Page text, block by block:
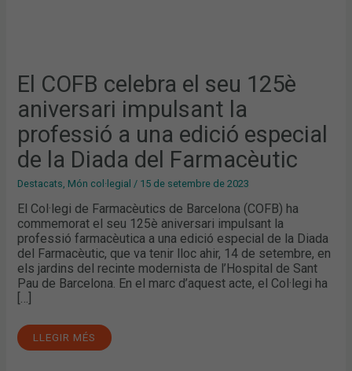
El COFB celebra el seu 125è
aniversari impulsant la
professió a una edició especial
de la Diada del Farmacèutic
Destacats, Món col·legial / 15 de setembre de 2023
El Col·legi de Farmacèutics de Barcelona (COFB) ha
commemorat el seu 125è aniversari impulsant la
professió farmacèutica a una edició especial de la Diada
del Farmacèutic, que va tenir lloc ahir, 14 de setembre, en
els jardins del recinte modernista de l’Hospital de Sant
Pau de Barcelona. En el marc d’aquest acte, el Col·legi ha
[…]
LLEGIR MÉS